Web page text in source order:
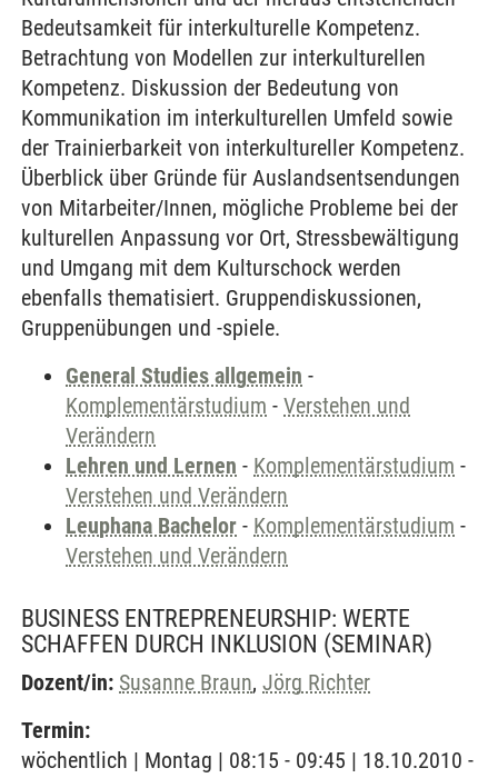
Bedeutsamkeit für interkulturelle Kompetenz.
Betrachtung von Modellen zur interkulturellen
Kompetenz. Diskussion der Bedeutung von
Kommunikation im interkulturellen Umfeld sowie
der Trainierbarkeit von interkultureller Kompetenz.
Überblick über Gründe für Auslandsentsendungen
von Mitarbeiter/Innen, mögliche Probleme bei der
kulturellen Anpassung vor Ort, Stressbewältigung
und Umgang mit dem Kulturschock werden
ebenfalls thematisiert. Gruppendiskussionen,
Gruppenübungen und -spiele.
General Studies allgemein -
Komplementärstudium - Verstehen und
Verändern
Lehren und Lernen - Komplementärstudium -
Verstehen und Verändern
Leuphana Bachelor - Komplementärstudium -
Verstehen und Verändern
BUSINESS ENTREPRENEURSHIP: WERTE
SCHAFFEN DURCH INKLUSION (SEMINAR)
Dozent/in: Susanne Braun, Jörg Richter
Termin:
wöchentlich | Montag | 08:15 - 09:45 | 18.10.2010 -